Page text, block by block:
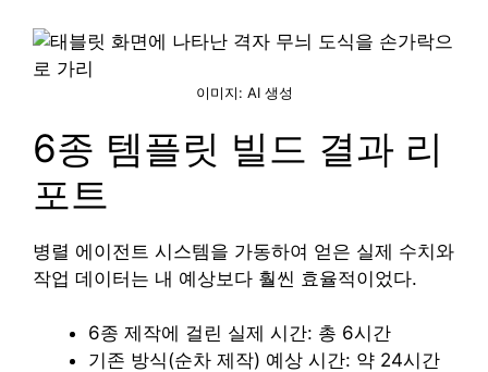
이미지: AI 생성
6종 템플릿 빌드 결과 리
포트
병렬 에이전트 시스템을 가동하여 얻은 실제 수치와
작업 데이터는 내 예상보다 훨씬 효율적이었다.
6종 제작에 걸린 실제 시간: 총 6시간
기존 방식(순차 제작) 예상 시간: 약 24시간